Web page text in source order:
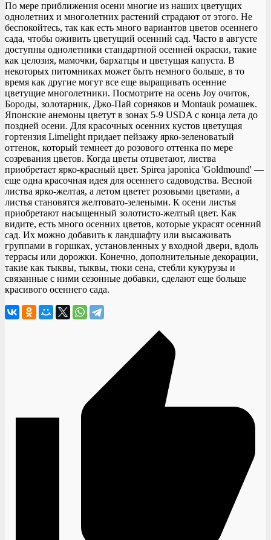
По мере приближения осени многие из наших цветущих
однолетних и многолетних растений страдают от этого. Не
беспокойтесь, так как есть много вариантов цветов осеннего
сада, чтобы оживить цветущий осенний сад. Часто в августе
доступны однолетники стандартной осенней окраски, такие
как целозия, мамочки, бархатцы и цветущая капуста. В
некоторых питомниках может быть немного больше, в то
время как другие могут все еще выращивать осенние
цветущие многолетники. Посмотрите на осень Joy очиток,
Бороды, золотарник, Джо-Пай сорняков и Montauk ромашек.
Японские анемоны цветут в зонах 5-9 USDA с конца лета до
поздней осени. Для красочных осенних кустов цветущая
гортензия Limelight придает пейзажу ярко-зеленоватый
оттенок, который темнеет до розового оттенка по мере
созревания цветов. Когда цветы отцветают, листва
приобретает ярко-красный цвет. Spirea japonica 'Goldmound' —
еще одна красочная идея для осеннего садоводства. Весной
листва ярко-желтая, а летом цветет розовыми цветами, а
листья становятся желтовато-зелеными. К осени листья
приобретают насыщенный золотисто-желтый цвет. Как
видите, есть много осенних цветов, которые украсят осенний
сад. Их можно добавить к ландшафту или высаживать
группами в горшках, установленных у входной двери, вдоль
террасы или дорожки. Конечно, дополнительные декорации,
такие как тыквы, тыквы, тюки сена, стебли кукурузы и
связанные с ними сезонные добавки, сделают еще больше
красивого осеннего сада.